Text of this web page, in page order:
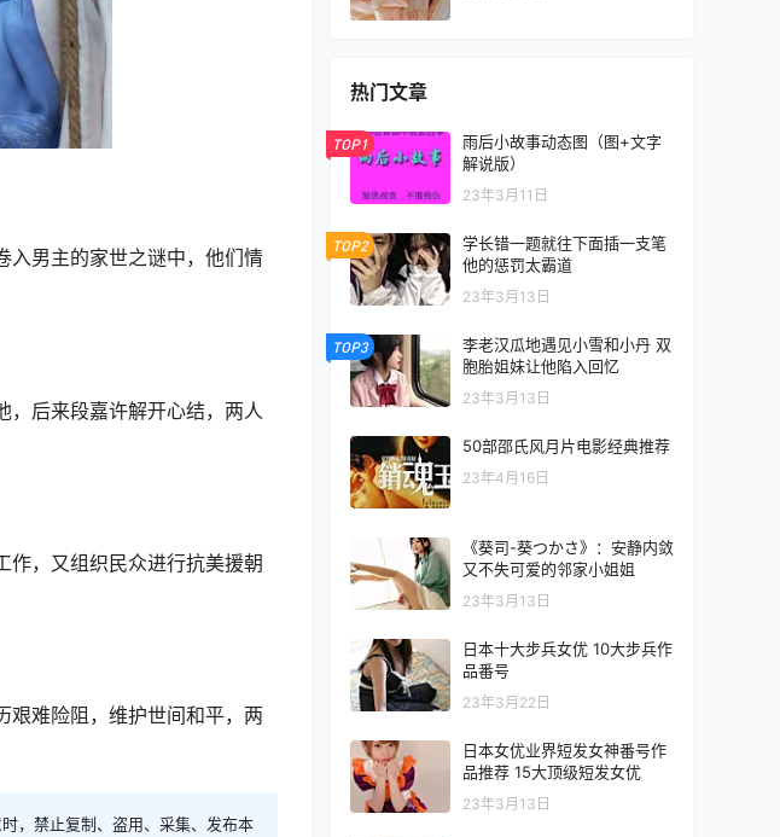
入男主的家世之谜中，他们情
，后来段嘉许解开心结，两人
作，又组织民众进行抗美援朝
艰难险阻，维护世间和平，两
，禁止复制、盗用、采集、发布本
热门文章
TOP1
雨后小故事动态图（图+文字
解说版）
23年3月11日
TOP2
学长错一题就往下面插一支笔
他的惩罚太霸道
23年3月13日
TOP3
李老汉瓜地遇见小雪和小丹 双
胞胎姐妹让他陷入回忆
23年3月13日
50部邵氏风月片电影经典推荐
23年4月16日
《葵司-葵つかさ》：安静内敛
又不失可爱的邻家小姐姐
23年3月13日
日本十大步兵女优 10大步兵作
品番号
23年3月22日
日本女优业界短发女神番号作
品推荐 15大顶级短发女优
23年3月13日